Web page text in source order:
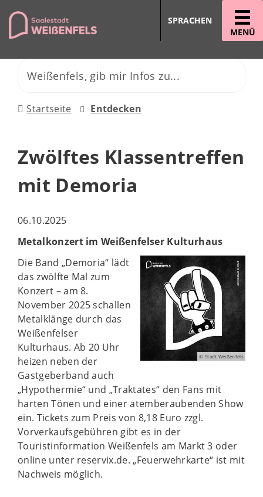
MENÜ
SPRACHEN
Startseite Entdecken
Zwölftes Klassentreffen
mit Demoria
06.10.2025
Metalkonzert im Weißenfelser Kulturhaus
© Stadt Weißenfels
Die Band „Demoria“ lädt
das zwölfte Mal zum
Konzert – am 8.
November 2025 schallen
Metalklänge durch das
Weißenfelser
Kulturhaus. Ab 20 Uhr
heizen neben der
Gastgeberband auch
„Hypothermie“ und „Traktates“ den Fans mit
harten Tönen und einer atemberaubenden Show
ein. Tickets zum Preis von 8,18 Euro zzgl.
Vorverkaufsgebühren gibt es in der
Touristinformation Weißenfels am Markt 3 oder
online unter reservix.de. „Feuerwehrkarte“ ist mit
Nachweis möglich.